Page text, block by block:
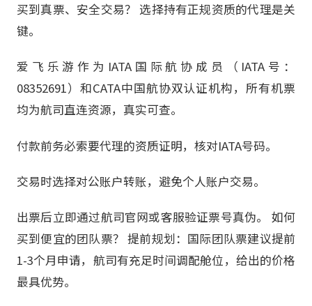
买到真票、安全交易？ 选择持有正规资质的代理是关
键。
爱飞乐游作为IATA国际航协成员（IATA号：
08352691）和CATA中国航协双认证机构，所有机票
均为航司直连资源，真实可查。
付款前务必索要代理的资质证明，核对IATA号码。
交易时选择对公账户转账，避免个人账户交易。
出票后立即通过航司官网或客服验证票号真伪。 如何
买到便宜的团队票？ 提前规划：国际团队票建议提前
1-3个月申请，航司有充足时间调配舱位，给出的价格
最具优势。